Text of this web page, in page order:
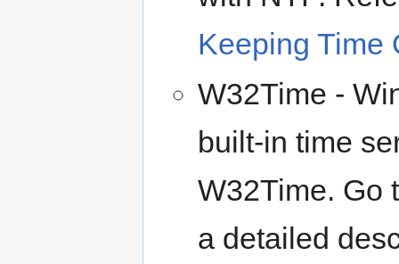
Keeping Time
W32Time -
built-in time
W32Time. Go
a detailed